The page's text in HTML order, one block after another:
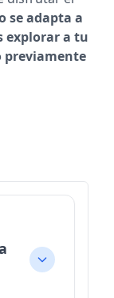
se adapta a
explorar a tu